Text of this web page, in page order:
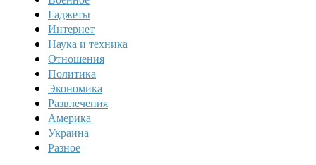
Гаджеты
Интернет
Наука и техника
Отношения
Политика
Экономика
Развлечения
Америка
Украина
Разное